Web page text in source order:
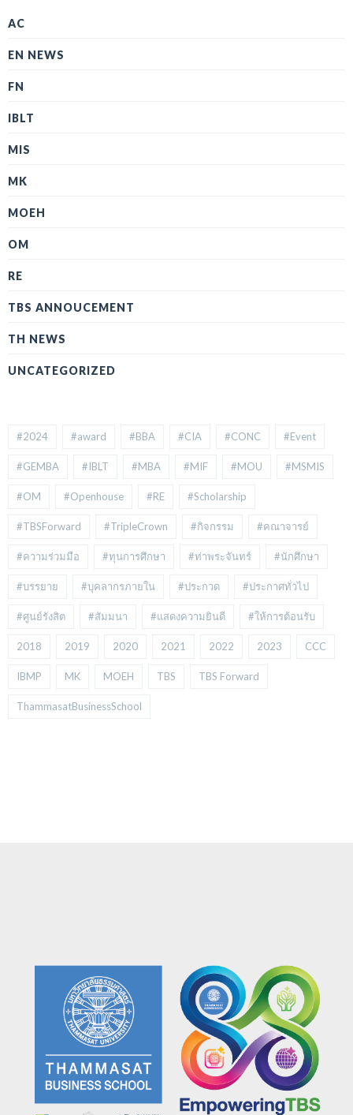
AC
EN NEWS
FN
IBLT
MIS
MK
MOEH
OM
RE
TBS ANNOUCEMENT
TH NEWS
UNCATEGORIZED
#2024 #award #BBA #CIA #CONC #Event
#GEMBA #IBLT #MBA #MIF #MOU #MSMIS
#OM #Openhouse #RE #Scholarship
#TBSForward #TripleCrown #กิจกรรม #คณาจารย์
#ความร่วมมือ #ทุนการศึกษา #ท่าพระจันทร์ #นักศึกษา
#บรรยาย #บุคลากรภายใน #ประกวด #ประกาศทั่วไป
#ศูนย์รังสิต #สัมมนา #แสดงความยินดี #ให้การต้อนรับ
2018 2019 2020 2021 2022 2023 CCC
IBMP MK MOEH TBS TBS Forward
ThammasatBusinessSchool